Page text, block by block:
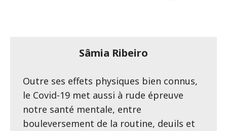
Sâmia Ribeiro
Outre ses effets physiques bien connus,
le Covid-19 met aussi à rude épreuve
notre santé mentale, entre
bouleversement de la routine, deuils et